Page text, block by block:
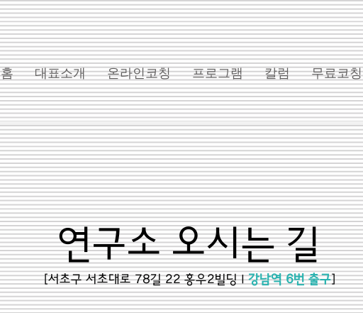
홈 대표소개 온라인코칭 프로그램 칼럼 무료코칭
연구소 오시는 길
[서초구 서초대로 78길 22 홍우2빌딩 l강남역 6번 출구]